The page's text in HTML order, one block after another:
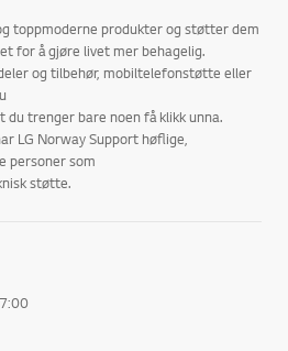
toppmoderne produkter og støtter dem
for å gjøre livet mer behagelig.
og tilbehør, mobiltelefonstøtte eller
trenger bare noen få klikk unna.
LG Norway Support høflige,
personer som
støtte.